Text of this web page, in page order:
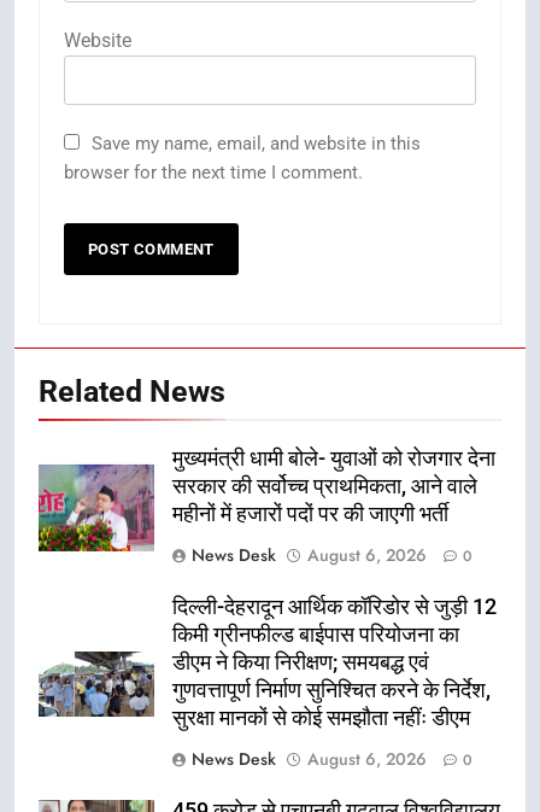
Website
Save my name, email, and website in this
browser for the next time I comment.
Related News
मुख्यमंत्री धामी बोले- युवाओं को रोजगार देना
सरकार की सर्वोच्च प्राथमिकता, आने वाले
महीनों में हजारों पदों पर की जाएगी भर्ती
News Desk
August 6, 2026 0
दिल्ली-देहरादून आर्थिक कॉरिडोर से जुड़ी 12
किमी ग्रीनफील्ड बाईपास परियोजना का
डीएम ने किया निरीक्षण; समयबद्ध एवं
गुणवत्तापूर्ण निर्माण सुनिश्चित करने के निर्देश,
सुरक्षा मानकों से कोई समझौता नहींः डीएम
News Desk
August 6, 2026 0